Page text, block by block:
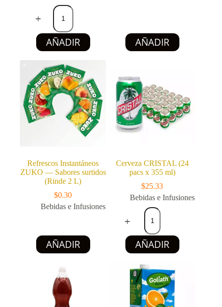
Choco
Drink
GOLDEN
SELECTION
–
Bebida
Polvo
Sabor
Chocolate
Fortificada
(200
g)
cantidad
AÑADIR AÑADIR
Este
producto
tiene
opciones
se
pueden
elegir
en
producto
Refrescos Instantáneos
ZUKO — Sabores surtidos
(Rinde 2 L)
$0.30
Bebidas e Infusiones
AÑADIR
Este
producto
tiene
variantes.
Las
opciones
se
Cerveza CRISTAL (24
pacs x 355 ml)
$25.33
Bebidas e Infusiones
Cerveza
CRISTAL
(24
pacs
x
355
cantidad
AÑADIR